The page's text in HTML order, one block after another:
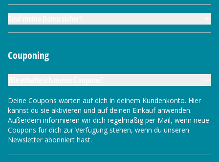
Couponing
Deine Coupons warten auf dich in deinem Kundenkonto. Hier
kannst du sie aktivieren und auf deinen Einkauf anwenden.
Außerdem informieren wir dich regelmäßig per Mail, wenn neue
Coupons für dich zur Verfügung stehen, wenn du unseren
Newsletter abonniert hast.